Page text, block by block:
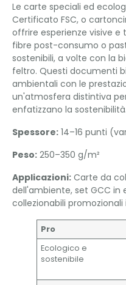
Le carte speciali ed
Certificato FSC, o
offrire esperienze visive e
fibre post-consumo o
sostenibili, a volte con la
feltro. Questi documenti
ambientali con le
un'atmosfera distintiva
enfatizzano la sostenibilità.
Spessore: 14–16 punti
Peso: 250–350 g/m²
Applicazioni: Carte da
dell'ambiente, set GCC in
collezionabili
Pro
Ecologico e
sostenibile